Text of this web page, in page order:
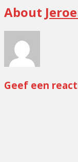
About
Geef een